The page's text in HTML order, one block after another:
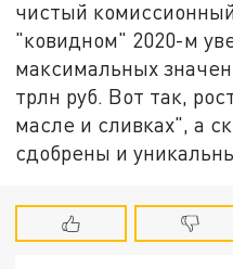
чистый
"ковидном" 2020-м
максимальных
трлн руб. Вот так,
масле и сливках", а
сдобрены и